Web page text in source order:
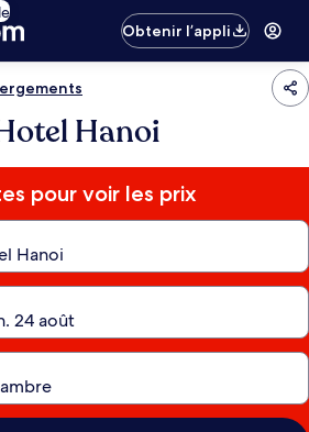
Obtenir l’appli
Hanoi
pour voir les prix